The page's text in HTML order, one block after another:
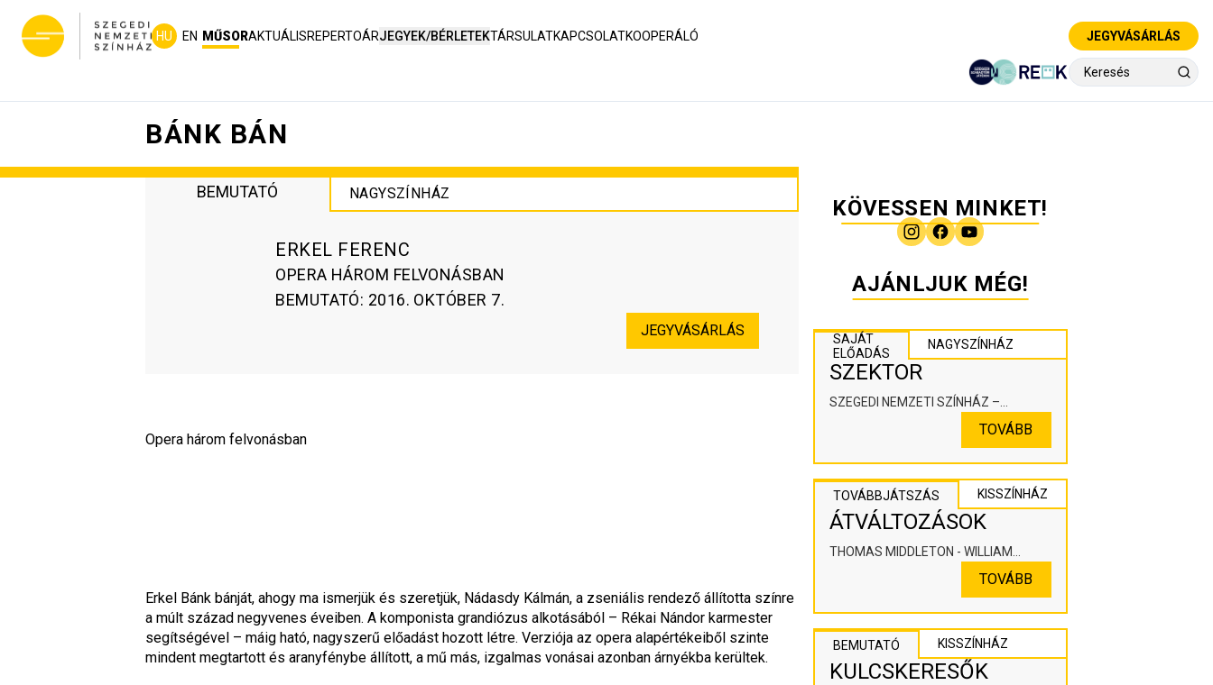
HU EN MŰSORAKTUÁLISREPERTOÁRJEGYEK/BÉRLETEKTÁRSULATKAPCSOLATKOOPERÁLÓ JEGYVÁSÁRLÁS
BÁNK BÁN
BEMUTATÓ NAGYSZÍNHÁZ
ERKEL FERENC
OPERA HÁROM FELVONÁSBAN
BEMUTATÓ: 2016. OKTÓBER 7.
JEGYVÁSÁRLÁS
Opera három felvonásban
Erkel Bánk bánját, ahogy ma ismerjük és szeretjük, Nádasdy Kálmán, a zseniális rendező állította színre
a múlt század negyvenes éveiben. A komponista grandiózus alkotásából – Rékai Nándor karmester
segítségével – máig ható, nagyszerű előadást hozott létre. Verziója az opera alapértékeiből szinte
mindent megtartott és aranyfénybe állított, a mű más, izgalmas vonásai azonban árnyékba kerültek.
KÖVESSEN MINKET!
AJÁNLJUK MÉG!
SAJÁT
ELŐADÁS
NAGYSZÍNHÁZ
SZEKTOR
SZEGEDI NEMZETI SZÍNHÁZ –
KOOPERÁLÓ SZÍNHÁZPEDAGÓGIAI
TOVÁBB
TOVÁBBJÁTSZÁS KISSZÍNHÁZ
ÁTVÁLTOZÁSOK
THOMAS MIDDLETON - WILLIAM
TOVÁBB
BEMUTATÓ KISSZÍNHÁZ
KULCSKERESŐK